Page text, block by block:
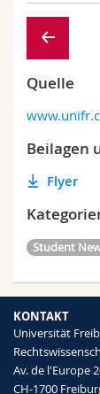
Quelle
Beilagen
Flyer
Student
KONTAKT
Universität
Av. de l'Europe
CH-1700